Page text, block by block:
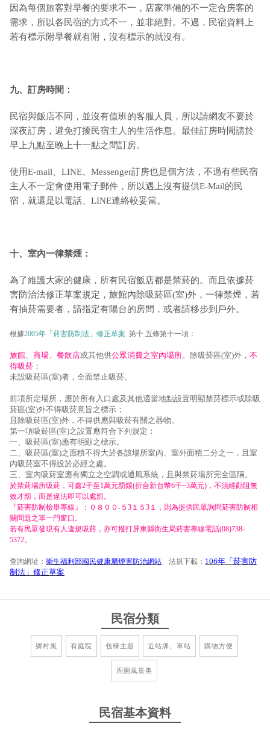
因為每個旅客對早餐的要求不一，店家準備的不一定合房客的
需求，所以各民宿的方式不一，並非絕對。不過，民宿資料上
若有標示附早餐就有附，沒有標示的就沒有。
九、訂房時間：
民宿與飯店不同，並沒有值班的客服人員，所以請網友不要於
深夜訂房，避免打擾民宿主人的生活作息。最佳訂房時間請於
早上九點至晚上十一點之間訂房。
使用E-mail、LINE、Messenger訂房也是個方法，不過有些民宿
主人不一定會使用電子郵件，所以遇上沒有提供E-Mail的民
宿，就還是以電話、LINE連絡較妥當。
十、室內一律禁煙：
為了維護大家的健康，所有民宿飯店都是禁菸的。而且依據菸
害防治法修正草案規定，旅館內除吸菸區(室)外，一律禁煙，若
有抽菸需要者，請指定有陽台的房間，或者請移步到戶外。
根據2005年「菸害防制法」修正草案 第十 五條第十一項：
旅館、 商場、 餐飲店或其他供公眾消費之室內場所。除吸菸區(室)外， 不
得吸菸 ；
未設吸菸區(室)者，全面禁止吸菸。
前項所定場所，應於所有入口處及其他適當地點設置明顯禁菸標示或除吸
菸區(室)外不得吸菸意旨之標示；
且除吸菸區(室)外，不得供應與吸菸有關之器物。
第一項吸菸區(室)之設置應符合下列規定：
一、吸菸區(室)應有明顯之標示。
二、吸菸區(室)之面積不得大於各該場所室內、室外面積二分之一，且室
內吸菸室不得設於必經之處。
三、室內吸菸室應有獨立之空調或通風系統，且與禁菸場所完全區隔。
於禁菸場所吸菸，可處2千至1萬元罰鍰(折合新台幣6千~3萬元)，不須經勸阻無
效才罰，而是違法即可以處罰。
『菸害防制檢舉專線』：０８００-５3１５3１，則為提供民眾詢問菸害防制相
關問題之單一門窗口。
若有民眾發現有人違規吸菸，亦可撥打屏東縣衛生局菸害專線電話(08)738-
5372。
查詢網址： 衛生福利部國民健康屬煙害防治網站 法規下載： 106年「菸害防
制法」修正草案
民宿分類
鄉村風 有庭院 包棟主題 近站牌、車站 購物方便
周圍風景美
民宿基本資料